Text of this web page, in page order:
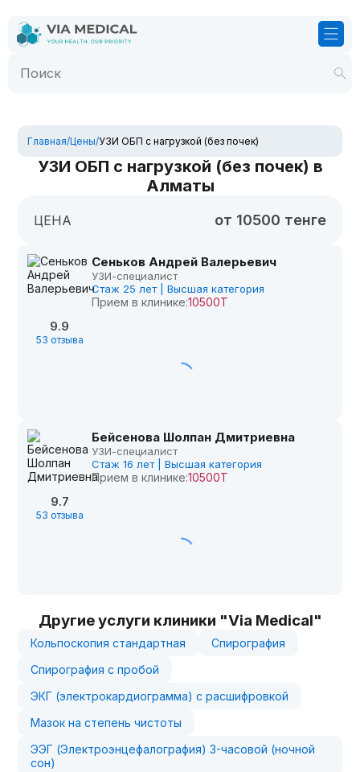
Главная/Цены/УЗИ ОБП с нагрузкой (без почек)
УЗИ ОБП с нагрузкой (без почек) в
Алматы
ЦЕНА от 10500 тенге
9.9
53 отзыва
Сеньков Андрей Валерьевич
УЗИ-специалист
Стаж 25 лет | Высшая категория
Прием в клинике:10500Т
9.7
53 отзыва
Бейсенова Шолпан Дмитриевна
УЗИ-специалист
Стаж 16 лет | Высшая категория
Прием в клинике:10500Т
Другие услуги клиники "Via Medical"
Кольпоскопия стандартная
Спирография
Спирография с пробой
ЭКГ (электрокардиограмма) с расшифровкой
Мазок на степень чистоты
ЭЭГ (Электроэнцефалография) 3-часовой (ночной
сон)